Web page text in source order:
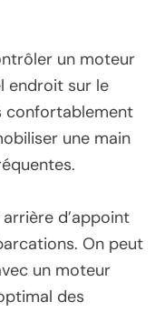
un moteur
endroit sur le
confortablement
une main
d’appoint
On peut
un moteur
des